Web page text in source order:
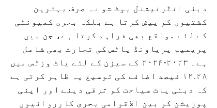
دبئی انٹرنیشنل بوٹ شو نہ صرف بہترین
کشتیوں کو پیش کرتا ہے بلکہ بحری کمیونٹی
کے لئے مواقع بھی فراہم کرتا ہے، جن میں
پریمیم پریاونڈ یاٹس کی تجارت بھی شامل
ہے۔ ۲۰۲۳-۲۰۲۴ کے سیزن کے لئے یاٹ وزٹس میں
۱۲.۲۸ فیصد اضافے کی توسیع یہ ظاہر کرتی ہے
کہ دبئی یاٹ سیاحت کو ترقی دینے اور اپنی
پوزیشن کو بین الاقوامی بحری کارروائیوں